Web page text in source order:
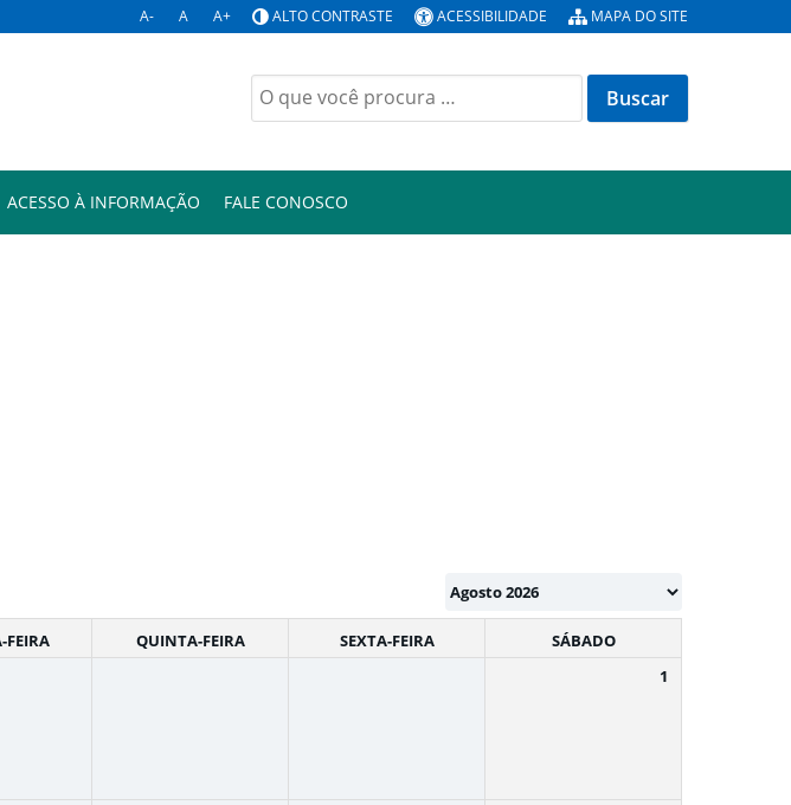
A- A A+ ALTO CONTRASTE ACESSIBILIDADE MAPA DO SITE
Buscar
por:
ACESSO À INFORMAÇÃO FALE CONOSCO
FEIRA QUINTA-FEIRA SEXTA-FEIRA
SÁBADO
1